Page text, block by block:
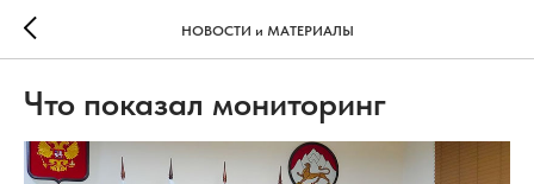
НОВОСТИ и МАТЕРИАЛЫ
Что показал мониторинг